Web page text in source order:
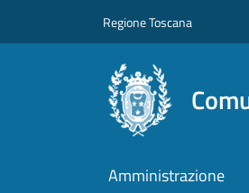
Regione Toscana
Amministrazione